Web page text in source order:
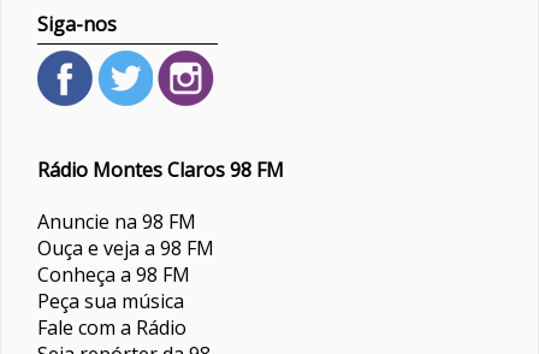
Siga-nos
Rádio Montes Claros 98 FM
Anuncie na 98 FM
Ouça e veja a 98 FM
Conheça a 98 FM
Peça sua música
Fale com a Rádio